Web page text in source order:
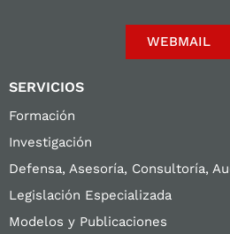
WEBMAIL
SERVICIOS
Formación
Investigación
Defensa, Asesoría, Consultoría,
Legislación Especializada
Modelos y Publicaciones